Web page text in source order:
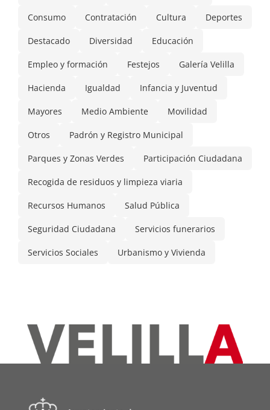
Consumo Contratación Cultura Deportes
Destacado Diversidad Educación
Empleo y formación Festejos Galería Velilla
Hacienda Igualdad Infancia y Juventud
Mayores Medio Ambiente Movilidad
Otros Padrón y Registro Municipal
Parques y Zonas Verdes Participación Ciudadana
Recogida de residuos y limpieza viaria
Recursos Humanos Salud Pública
Seguridad Ciudadana Servicios funerarios
Servicios Sociales Urbanismo y Vivienda